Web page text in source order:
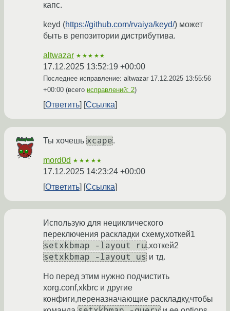
капс.
keyd (https://github.com/rvaiya/keyd/) может
быть в репозитории дистрибутива.
altwazar ★★★★★
17.12.2025 13:52:19 +00:00
Последнее исправление: altwazar 17.12.2025 13:55:56
+00:00 (всего исправлений: 2)
Ответить Ссылка
Ты хочешь xcape.
mord0d ★★★★★
17.12.2025 14:23:24 +00:00
Ответить
Ссылка
Использую для нециклического
переключения раскладки схему,хоткей1
setxkbmap -layout ru,хоткей2
setxkbmap -layout us и тд.
Но перед этим нужно подчистить
xorg.conf,xkbrc и другие
конфиги,переназначающие раскладку,чтобы